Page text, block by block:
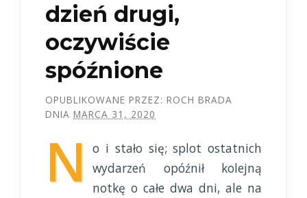
dzień drugi,
oczywiście
spóźnione
OPUBLIKOWANE PRZEZ: ROCH BRADA
DNIA MARCA 31, 2020
N
o i stało się; splot ostatnich
wydarzeń opóźnił kolejną
notkę o całe dwa dni, ale na